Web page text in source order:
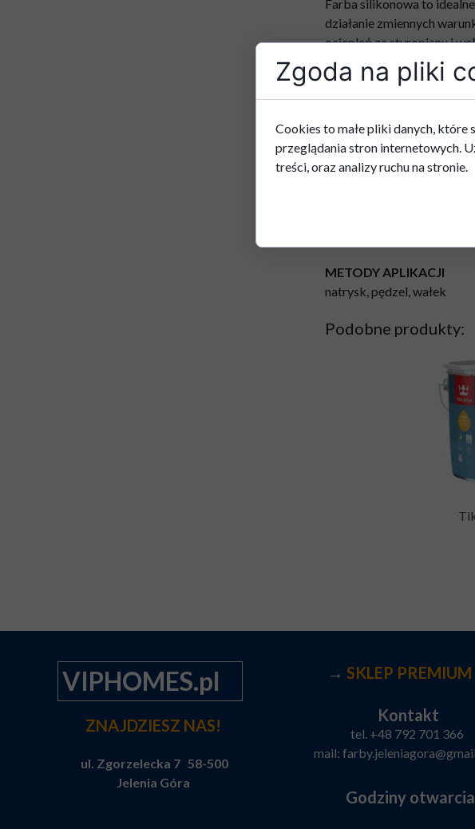
Farba silikonowa to
działanie zmiennych
ociepleń ze styropianu i
nieprzeznaczonych na
Elewacji – produkt
Powierzchni
WYDAJNOŚĆ
6-9 m²/l przy jednokrotnej
malarskiego. Wykonać
METODY APLIKACJI
natrysk, pędzel, wałek
Podobne produkty:
Kontakt
tel. +48 792 701 366
mail:
VIPHOMES.pl
Godziny otwarcia
→ SKLEP PREMIUM
ZNAJDZIESZ NAS!
ul. Zgorzelecka 7 58-500
Jelenia Góra
Zgoda na pliki
Cookies to małe pliki danych, które
przeglądania stron internetowych.
treści, oraz analizy ruchu na stronie.